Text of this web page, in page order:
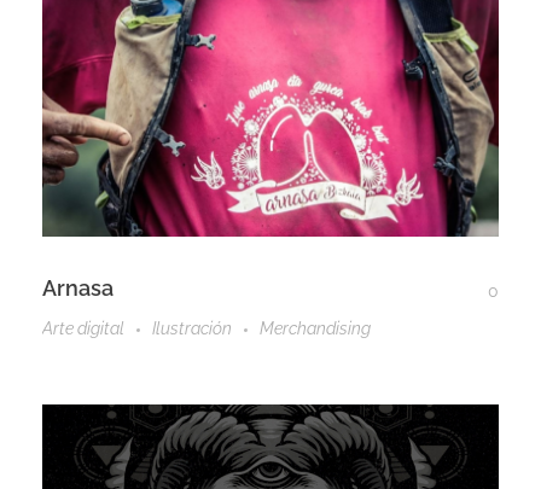
Arnasa
0
Arte digital
Ilustración Merchandising